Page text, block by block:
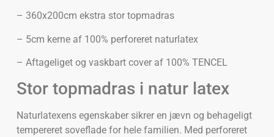
– 360x200cm ekstra stor topmadras
– 5cm kerne af 100% perforeret naturlatex
– Aftageliget og vaskbart cover af 100% TENCEL
Stor topmadras i natur latex
Naturlatexens egenskaber sikrer en jævn og behageligt
tempereret soveflade for hele familien. Med perforeret